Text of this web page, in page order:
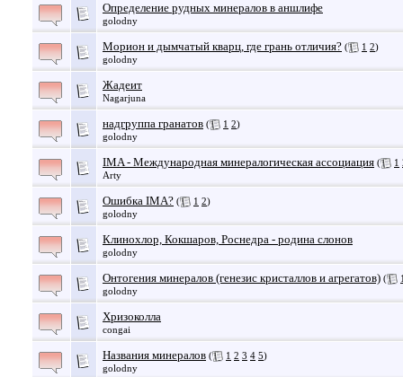
Определение рудных минералов в аншлифе
golodny
Морион и дымчатый кварц, где грань отличия? ( 1 2)
golodny
Жадеит
Nagarjuna
надгруппа гранатов ( 1 2)
golodny
IMA - Международная минералогическая ассоциация ( 1
Arty
Ошибка IMA? ( 1 2)
golodny
Клинохлор, Кокшаров, Роснедра - родина слонов
golodny
Онтогения минералов (генезис кристаллов и агрегатов) (
golodny
Хризоколла
congai
Названия минералов ( 1 2 3 4 5)
golodny